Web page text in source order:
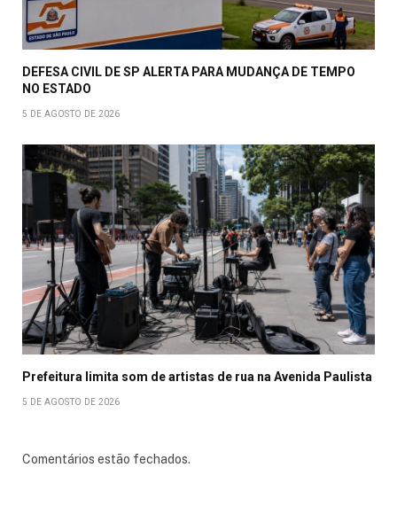
DEFESA CIVIL DE SP ALERTA PARA MUDANÇA DE TEMPO
NO ESTADO
5 DE AGOSTO DE 2026
Prefeitura limita som de artistas de rua na Avenida Paulista
5 DE AGOSTO DE 2026
Comentários estão fechados.